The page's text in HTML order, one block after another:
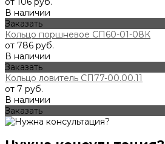
В наличии
Заказать
Кольцо поршневое СП60-01-08К
от 786 руб.
В наличии
Заказать
Кольцо ловитель СП77-00.00.11
от 7 руб.
В наличии
Заказать